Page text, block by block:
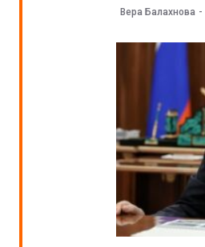
Вера Балахнова